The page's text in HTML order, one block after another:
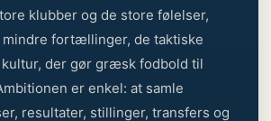
klubber og de store følelser,
mindre fortællinger, de taktiske
der gør græsk fodbold til
er enkel: at samle
resultater, stillinger, transfers og